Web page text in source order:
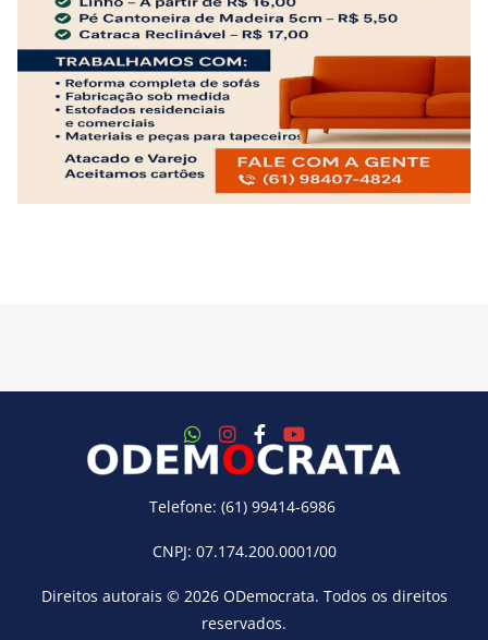
Telefone: (61) 99414-6986
CNPJ: 07.174.200.0001/00
Direitos autorais © 2026 ODemocrata. Todos os direitos
reservados.